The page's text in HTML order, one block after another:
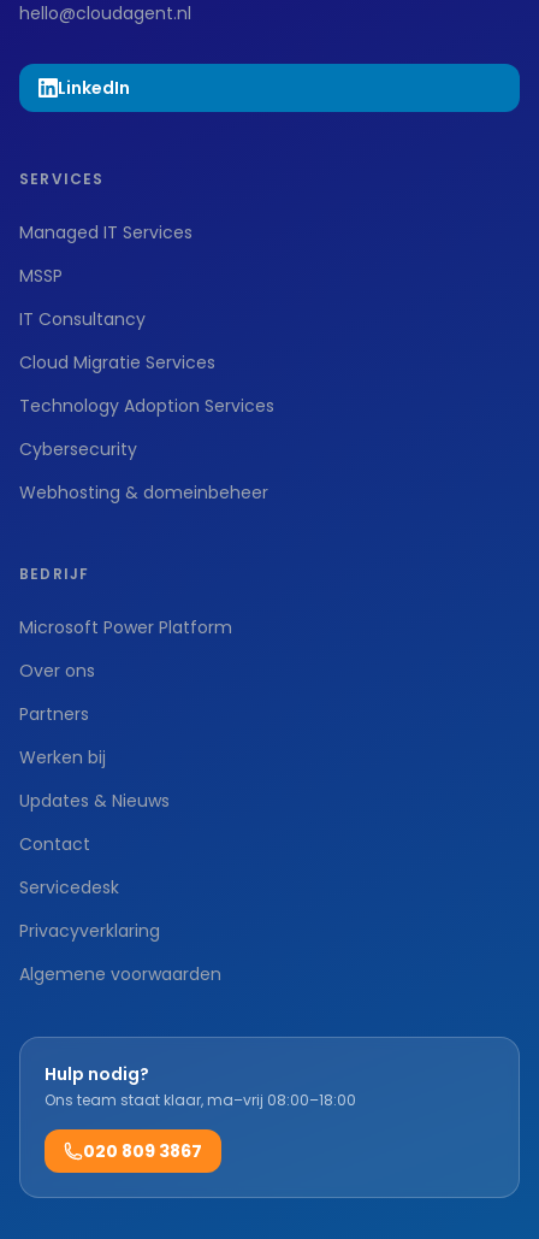
hello@cloudagent.nl
LinkedIn
SERVICES
Managed IT Services
MSSP
IT Consultancy
Cloud Migratie Services
Technology Adoption Services
Cybersecurity
Webhosting & domeinbeheer
BEDRIJF
Microsoft Power Platform
Over ons
Partners
Werken bij
Updates & Nieuws
Contact
Servicedesk
Privacyverklaring
Algemene voorwaarden
Hulp nodig?
Ons team staat klaar, ma–vrij 08:00–18:00
020 809 3867